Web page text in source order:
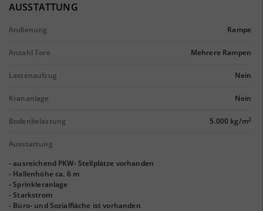
AUSSTATTUNG
Andienung Rampe
Anzahl Tore Mehrere Rampen
Lastenaufzug Nein
Krananlage Nein
Bodenbelastung 5.000 kg/m2
Ausstattung
- ausreichend PKW- Stellplätze vorhanden
- Hallenhöhe ca. 6 m
- Sprinkleranlage
- Starkstrom
- Büro- und Sozialfläche ist vorhanden